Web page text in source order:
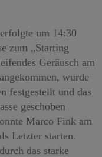
um 14:30
zum „Starting
Geräusch am
wurde
festgestellt und das
geschoben
Marco Fink am
Letzter starten.
das starke